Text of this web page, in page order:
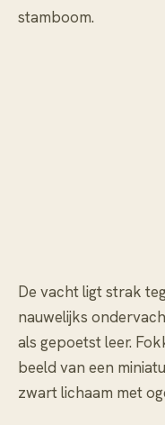
stamboom.
De vacht ligt strak
nauwelijks
als gepoetst leer.
beeld van een
zwart lichaam met